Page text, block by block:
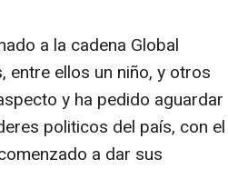
a la cadena Global
entre ellos un niño, y otros
y ha pedido aguardar
politicos del país, con el
a dar sus